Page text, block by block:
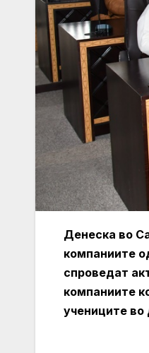
Денеска во
компаниите
спроведат
компаниите
учениците во